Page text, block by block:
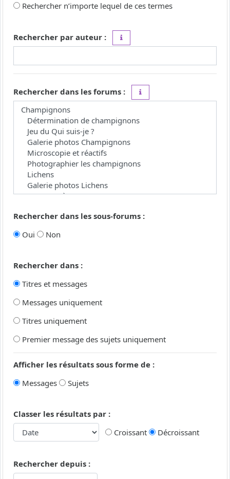
Rechercher n’importe lequel de ces termes
Rechercher par auteur :
Rechercher dans les forums :
Rechercher dans les sous-forums :
Oui
Non
Rechercher dans :
Titres et messages
Messages uniquement
Titres uniquement
Premier message des sujets uniquement
Afficher les résultats sous forme de :
Messages
Sujets
Classer les résultats par :
Croissant
Décroissant
Rechercher depuis :